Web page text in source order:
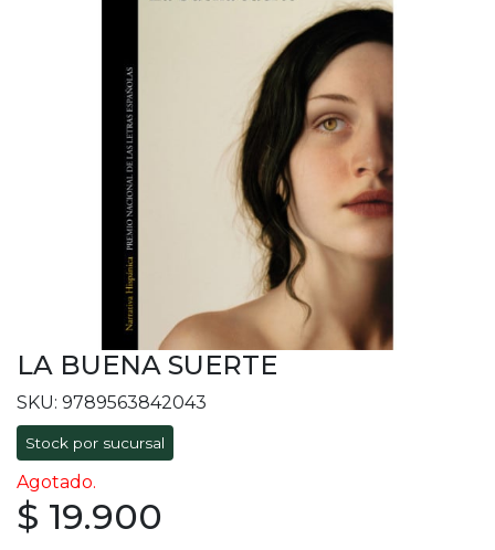
LA BUENA SUERTE
SKU: 9789563842043
Stock por sucursal
Agotado.
$ 19.900